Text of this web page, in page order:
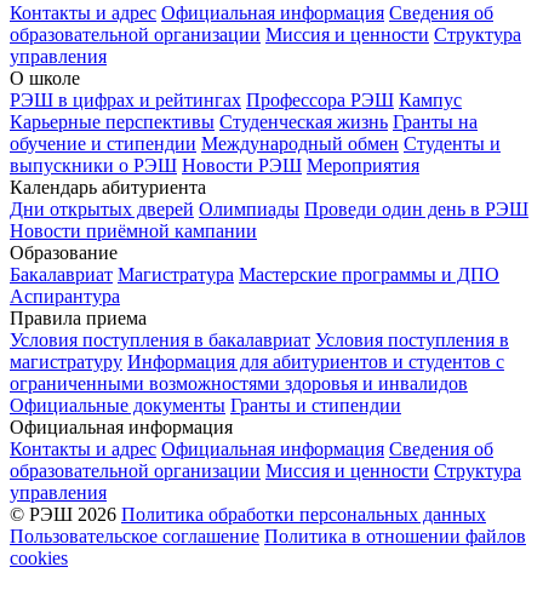
Контакты и адрес Официальная информация Сведения об
образовательной организации Миссия и ценности Структура
управления
О школе
РЭШ в цифрах и рейтингах Профессора РЭШ Кампус
Карьерные перспективы Студенческая жизнь Гранты на
обучение и стипендии Международный обмен Студенты и
выпускники о РЭШ Новости РЭШ Мероприятия
Календарь абитуриента
Дни открытых дверей Олимпиады Проведи один день в РЭШ
Новости приёмной кампании
Образование
Бакалавриат Магистратура Мастерские программы и ДПО
Аспирантура
Правила приема
Условия поступления в бакалавриат Условия поступления в
магистратуру Информация для абитуриентов и студентов с
ограниченными возможностями здоровья и инвалидов
Официальные документы Гранты и стипендии
Официальная информация
Контакты и адрес Официальная информация Сведения об
образовательной организации Миссия и ценности Структура
управления
© РЭШ 2026 Политика обработки персональных данных
Пользовательское соглашение Политика в отношении файлов
cookies